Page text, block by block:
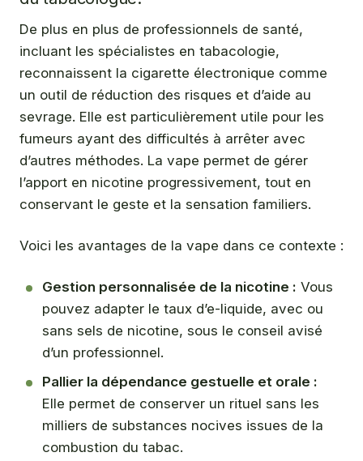
De plus en plus de professionnels de santé,
incluant les spécialistes en tabacologie,
reconnaissent la cigarette électronique comme
un outil de réduction des risques et d’aide au
sevrage. Elle est particulièrement utile pour les
fumeurs ayant des difficultés à arrêter avec
d’autres méthodes. La vape permet de gérer
l’apport en nicotine progressivement, tout en
conservant le geste et la sensation familiers.
Voici les avantages de la vape dans ce contexte :
Gestion personnalisée de la nicotine : Vous
pouvez adapter le taux d’e-liquide, avec ou
sans sels de nicotine, sous le conseil avisé
d’un professionnel.
Pallier la dépendance gestuelle et orale :
Elle permet de conserver un rituel sans les
milliers de substances nocives issues de la
combustion du tabac.